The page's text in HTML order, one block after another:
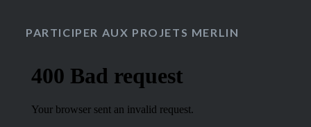
PARTICIPER AUX PROJETS MERLIN